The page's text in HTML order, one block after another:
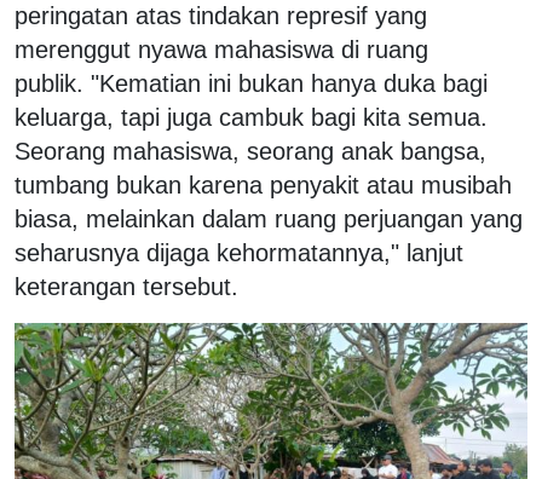
peringatan atas tindakan represif yang
merenggut nyawa mahasiswa di ruang
publik. "Kematian ini bukan hanya duka bagi
keluarga, tapi juga cambuk bagi kita semua.
Seorang mahasiswa, seorang anak bangsa,
tumbang bukan karena penyakit atau musibah
biasa, melainkan dalam ruang perjuangan yang
seharusnya dijaga kehormatannya," lanjut
keterangan tersebut.